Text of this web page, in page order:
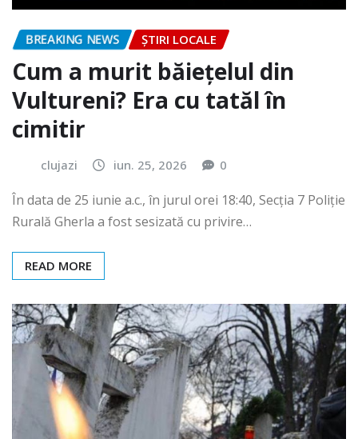
BREAKING NEWS ȘTIRI LOCALE
Cum a murit băiețelul din
Vultureni? Era cu tatăl în
cimitir
clujazi iun. 25, 2026 0
În data de 25 iunie a.c., în jurul orei 18:40, Secția 7 Poliție
Rurală Gherla a fost sesizată cu privire…
READ MORE